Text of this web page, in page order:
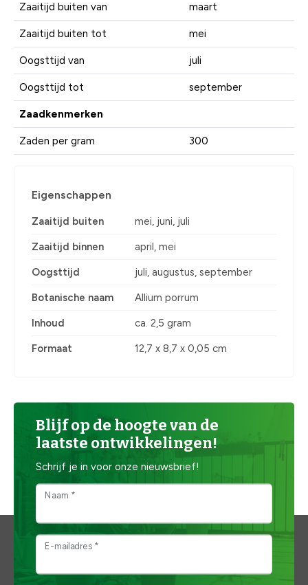
Zaaitijd buiten van maart
Zaaitijd buiten tot mei
Oogsttijd van juli
Oogsttijd tot september
Zaadkenmerken
Zaden per gram 300
Eigenschappen
Zaaitijd buiten mei, juni, juli
Zaaitijd binnen april, mei
Oogsttijd juli, augustus, september
Botanische naam Allium porrum
Inhoud ca. 2,5 gram
Formaat 12,7 x 8,7 x 0,05 cm
Blijf op de hoogte van de
laatste ontwikkelingen!
Schrijf je in voor onze nieuwsbrief!
Naam *
E-mailadres *